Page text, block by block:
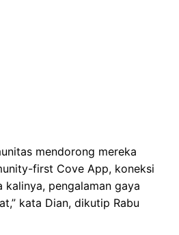
mendorong mereka
first Cove App, koneksi
pengalaman gaya
kata Dian, dikutip Rabu